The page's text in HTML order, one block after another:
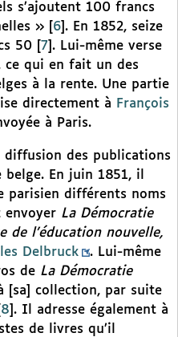
s’ajoutent 100 francs
»
6 . En 1852, seize
50
7 . Lui-même verse
ce qui en fait un des
à la rente. Une partie
directement à François
à Paris.
diffusion des publications
En juin 1851, il
parisien différents noms
envoyer La Démocratie
de l’éducation nouvelle,
Delbruck
. Lui-même
de La Démocratie
[sa] collection, par suite
8 . Il adresse également à
de livres qu’il